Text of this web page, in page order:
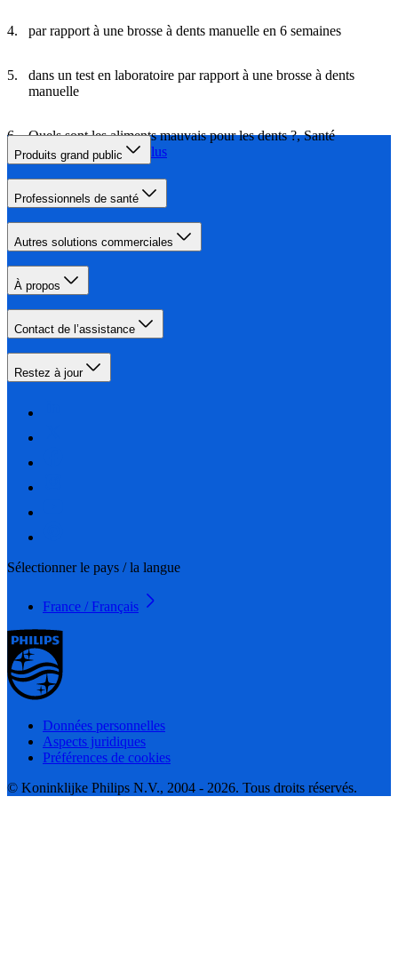
par rapport à une brosse à dents manuelle en 6 semaines
dans un test en laboratoire par rapport à une brosse à dents
manuelle
Quels sont les aliments mauvais pour les dents ?, Santé
Magazine En savoir plus
Produits grand public
Professionnels de santé
Autres solutions commerciales
À propos
Contact de l’assistance
Restez à jour
Sélectionner le pays / la langue
France / Français
Données personnelles
Aspects juridiques
Préférences de cookies
© Koninklijke Philips N.V., 2004 - 2026. Tous droits réservés.